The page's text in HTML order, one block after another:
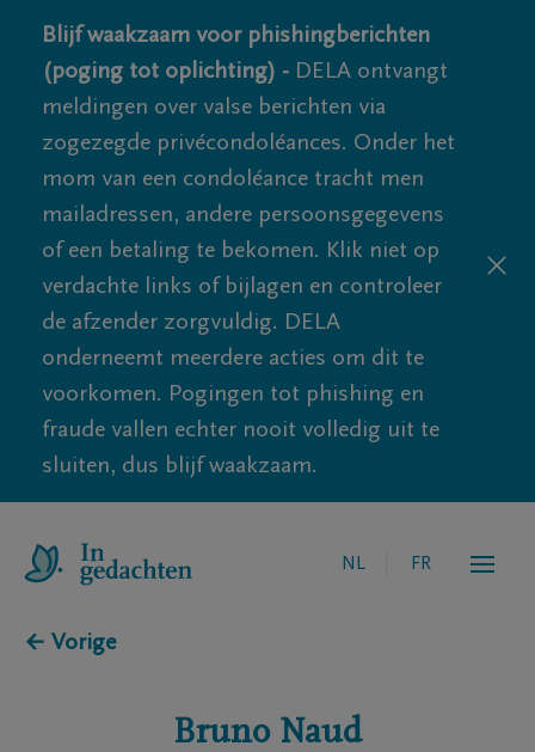
Blijf waakzaam voor phishingberichten
(poging tot oplichting) - DELA ontvangt
meldingen over valse berichten via
zogezegde privécondoléances. Onder het
mom van een condoléance tracht men
mailadressen, andere persoonsgegevens
of een betaling te bekomen. Klik niet op
verdachte links of bijlagen en controleer
de afzender zorgvuldig. DELA
onderneemt meerdere acties om dit te
voorkomen. Pogingen tot phishing en
fraude vallen echter nooit volledig uit te
sluiten, dus blijf waakzaam.
NL FR
← Vorige
Bruno Naud